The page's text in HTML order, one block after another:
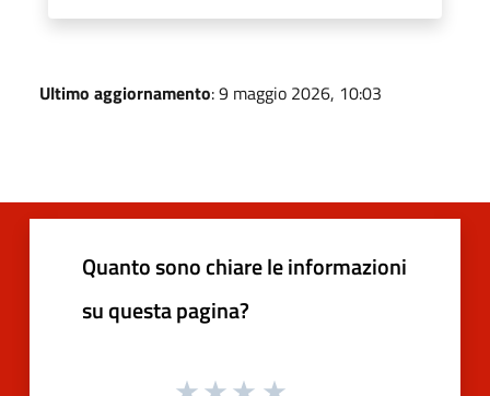
Ultimo aggiornamento: 9 maggio 2026, 10:03
Quanto sono chiare le informazioni
su questa pagina?